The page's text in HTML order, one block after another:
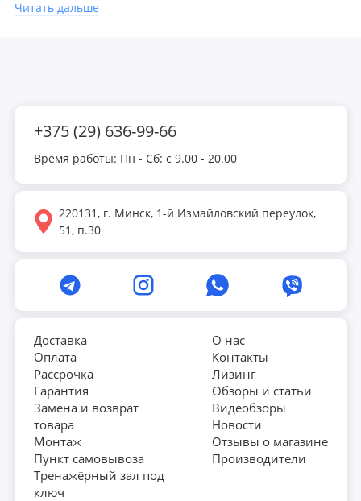
Читать дальше
+375 (29) 636-99-66
Время работы: Пн - Сб: с 9.00 - 20.00
220131, г. Минск, 1-й Измайловский переулок,
51, п.30
Доставка
Оплата
Рассрочка
Гарантия
Замена и возврат
товара
Монтаж
Пункт самовывоза
Тренажёрный зал под
ключ
О нас
Контакты
Лизинг
Обзоры и статьи
Видеобзоры
Новости
Отзывы о магазине
Производители